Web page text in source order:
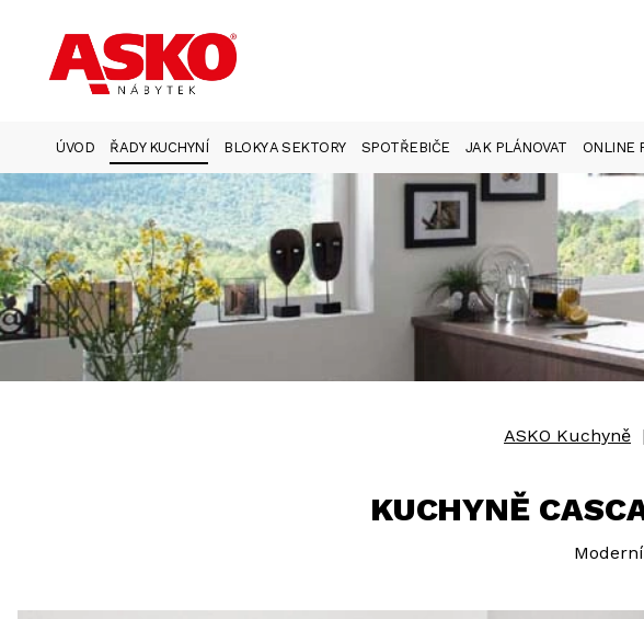
ÚVOD ŘADY KUCHYNÍ BLOKY A SEKTORY SPOTŘEBIČE JAK PLÁNOVAT ONLINE
ASKO Kuchyně |
KUCHYNĚ